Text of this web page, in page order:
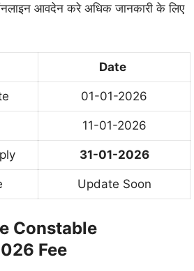
आवदेन करे अधिक जानकारी के लिए
Date
01-01-2026
11-01-2026
31-01-2026
Update Soon
Constable
Fee